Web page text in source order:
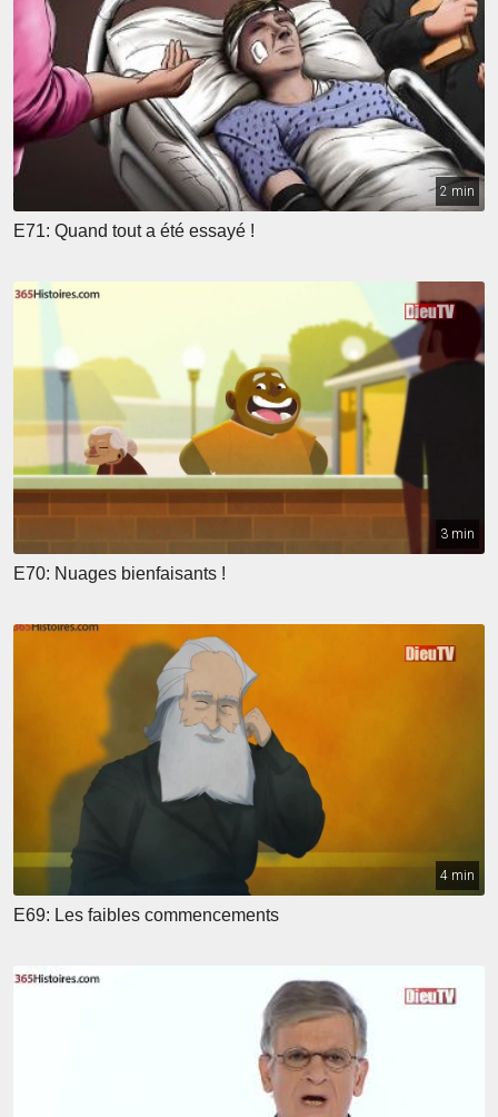
2 min
E71: Quand tout a été essayé !
3 min
E70: Nuages bienfaisants !
4 min
E69: Les faibles commencements